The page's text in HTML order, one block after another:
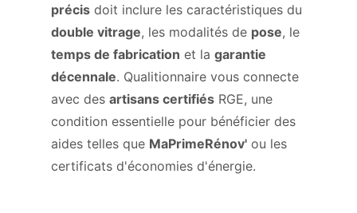
précis doit inclure les caractéristiques du
double vitrage, les modalités de pose, le
temps de fabrication et la garantie
décennale. Qualitionnaire vous connecte
avec des artisans certifiés RGE, une
condition essentielle pour bénéficier des
aides telles que MaPrimeRénov' ou les
certificats d'économies d'énergie.